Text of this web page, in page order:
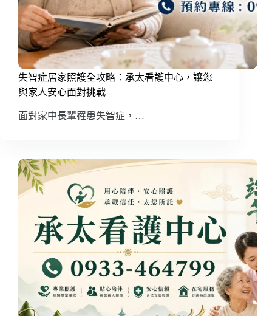
失智症居家照護全攻略：承太看護中心，讓您
與家人安心面對挑戰
面對家中長輩罹患失智症，…